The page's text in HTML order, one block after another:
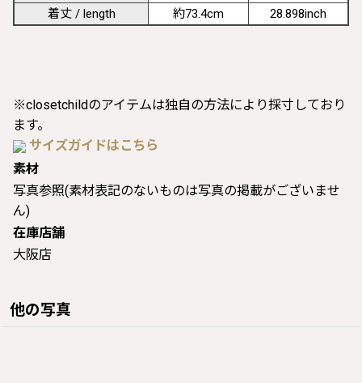
着丈 / length
約73.4cm 28.898inch
※closetchildのアイテムは独自の方法により採寸しており
ます。
サイズガイドはこちら
素材
写真参照(素材表記のないものは写真の掲載がございませ
ん)
在庫店舗
大阪店
他の写真